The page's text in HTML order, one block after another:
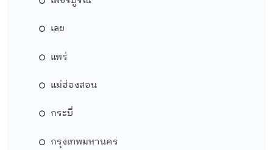
เลย
แพร่
แม่ฮ่องสอน
กระบี่
กรุงเทพมหานคร